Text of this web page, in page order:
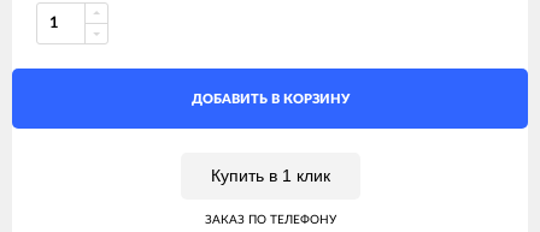
ДОБАВИТЬ В КОРЗИНУ
Купить в 1 клик
ЗАКАЗ ПО ТЕЛЕФОНУ